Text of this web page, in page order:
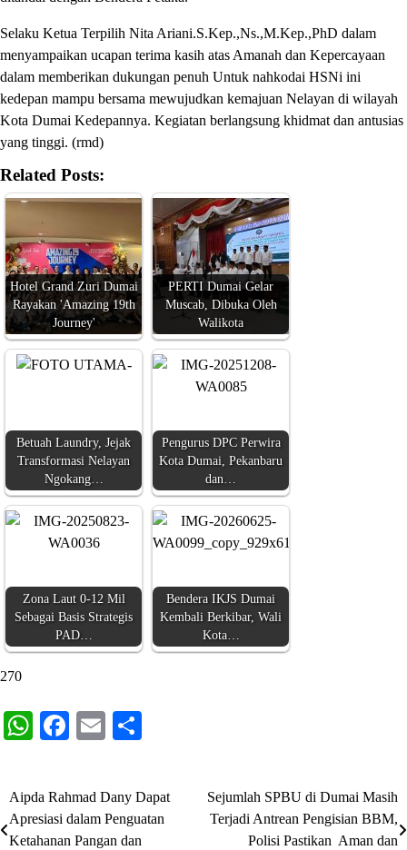
Selaku Ketua Terpilih Nita Ariani.S.Kep.,Ns.,M.Kep.,PhD dalam
menyampaikan ucapan terima kasih atas Amanah dan Kepercayaan
dalam memberikan dukungan penuh Untuk nahkodai HSNi ini
kedepan mampu bersama mewujudkan kemajuan Nelayan di wilayah
Kota Dumai Kedepannya. Kegiatan berlangsung khidmat dan antusias
yang tinggi. (rmd)
Related Posts:
Hotel Grand Zuri Dumai
Rayakan 'Amazing 19th
Journey'
PERTI Dumai Gelar
Muscab, Dibuka Oleh
Walikota
Betuah Laundry, Jejak
Transformasi Nelayan
Ngokang…
Pengurus DPC Perwira
Kota Dumai, Pekanbaru
dan…
Zona Laut 0-12 Mil
Sebagai Basis Strategis
PAD…
Bendera IKJS Dumai
Kembali Berkibar, Wali
Kota…
270
WhatsApp
Facebook
Email
Navigasi
pos
Aipda Rahmad Dany Dapat
Apresiasi dalam Penguatan
Ketahanan Pangan dan
Sejumlah SPBU di Dumai Masih
Terjadi Antrean Pengisian BBM,
Polisi Pastikan Aman dan